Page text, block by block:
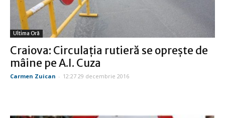
Ultima Oră
Craiova: Circulaţia rutieră se opreşte de
mâine pe A.I. Cuza
Carmen Zuican - 12:27 29 decembrie 2016